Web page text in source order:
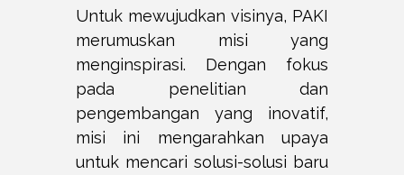
Untuk mewujudkan visinya, PAKI
merumuskan misi yang
menginspirasi. Dengan fokus
pada penelitian dan
pengembangan yang inovatif,
misi ini mengarahkan upaya
untuk mencari solusi-solusi baru